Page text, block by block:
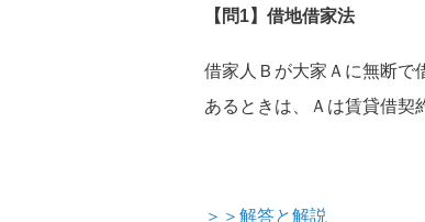
【問1】借地借家法
借家人Ｂが大家Ａに無断で
あるときは、Ａは賃貸借契
＞＞解答と解説